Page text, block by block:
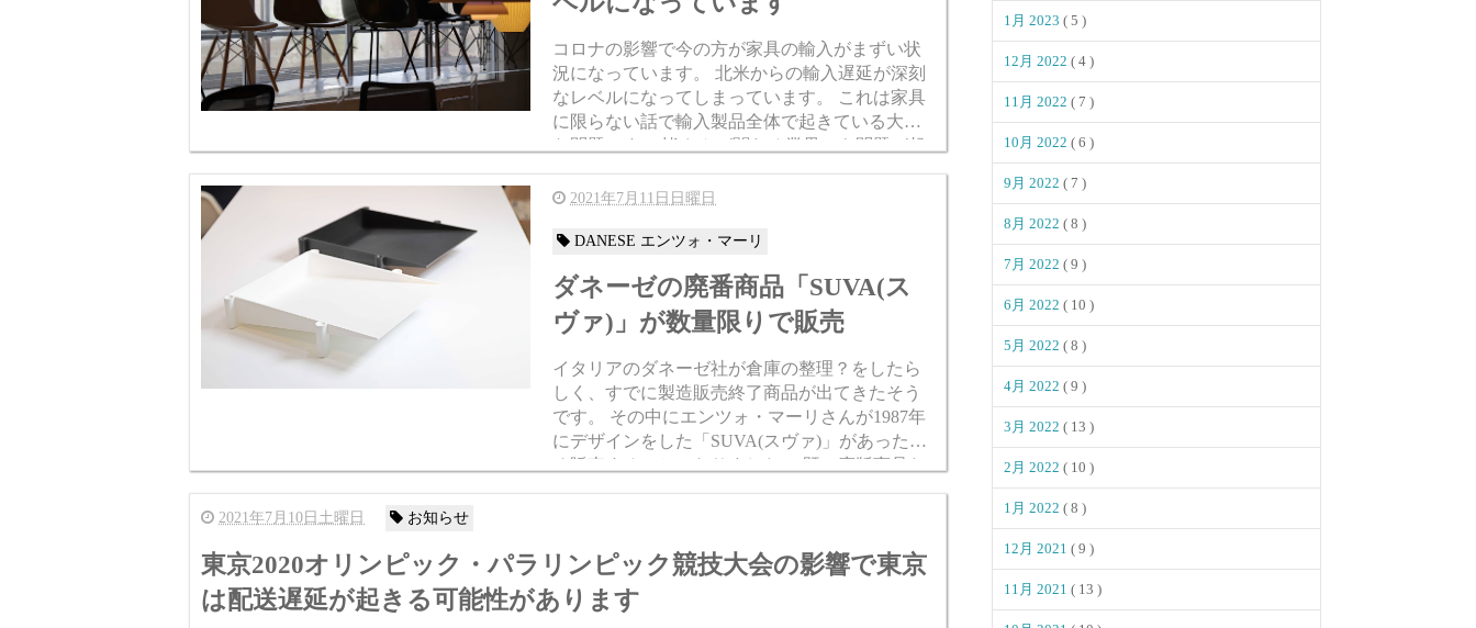
コロナの影響で今の方が家具の輸入がまずい状
況になっています。 北米からの輸入遅延が深刻
なレベルになってしまっています。 これは家具
に限らない話で輸入製品全体で起きている大き
な問題です。 皆さんが関わる業界でも問題が起
きていますよね？ 港の滞留、コンテナ不足、海
洋コスト増大、人手不...
2021年7月11日日曜日
DANESE エンツォ・マーリ
ダネーゼの廃番商品「SUVA(ス
ヴァ)」が数量限りで販売
イタリアのダネーゼ社が倉庫の整理？をしたら
しく、すでに製造販売終了商品が出てきたそう
です。 その中にエンツォ・マーリさんが1987年
にデザインをした「SUVA(スヴァ)」があったた
め販売することになりました。 既に廃版商品な
ので在庫限りでの販売となります。 在庫はそれ
2021年7月10日土曜日 お知らせ
東京2020オリンピック・パラリンピック競技大会の影響で東京
は配送遅延が起きる可能性があります
1月 2023 ( 5 )
12月 2022 ( 4 )
11月 2022 ( 7 )
10月 2022 ( 6 )
9月 2022 ( 7 )
8月 2022 ( 8 )
7月 2022 ( 9 )
6月 2022 ( 10 )
5月 2022 ( 8 )
4月 2022 ( 9 )
3月 2022 ( 13 )
2月 2022 ( 10 )
1月 2022 ( 8 )
12月 2021 ( 9 )
11月 2021 ( 13 )